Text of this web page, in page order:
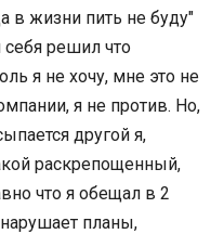
в жизни пить не буду"
себя решил что
я не хочу, мне это не
я не против. Но,
другой я,
раскрепощенный,
что я обещал в 2
планы,